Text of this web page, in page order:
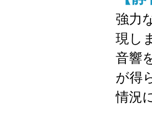
強力
現し
音響
が得
情況